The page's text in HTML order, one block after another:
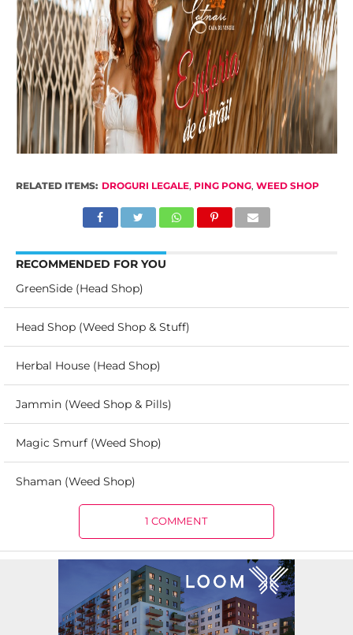
RELATED ITEMS: DROGURI LEGALE, PING PONG, WEED SHOP
RECOMMENDED FOR YOU
GreenSide (Head Shop)
Head Shop (Weed Shop & Stuff)
Herbal House (Head Shop)
Jammin (Weed Shop & Pills)
Magic Smurf (Weed Shop)
Shaman (Weed Shop)
1 COMMENT